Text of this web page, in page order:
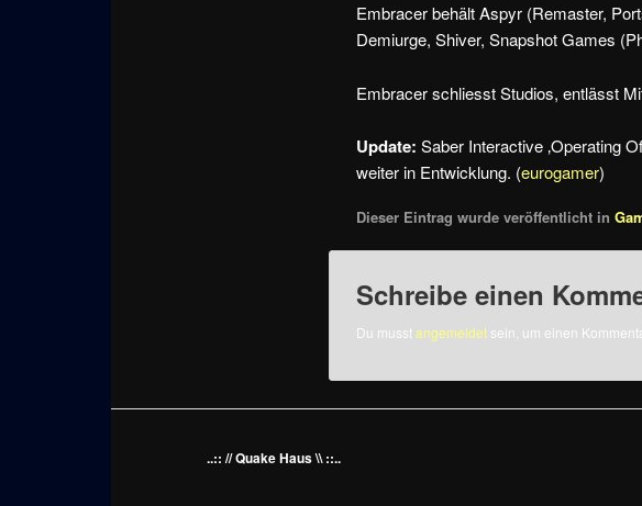
Embracer behält Aspyr (Remaster,
Demiurge, Shiver, Snapshot Games
Embracer schliesst Studios, entlässt
Update: Saber Interactive ‚Operating
weiter in Entwicklung. (eurogamer)
Dieser Eintrag wurde veröffentlicht in
Schreibe einen
Du musstangemeldet sein, um einen
..:: // Quake Haus \\ ::..